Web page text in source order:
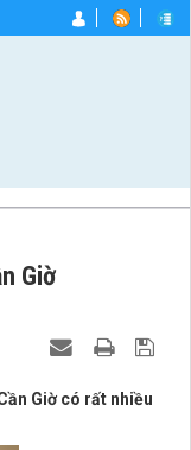
Giờ
Giờ có rất nhiều